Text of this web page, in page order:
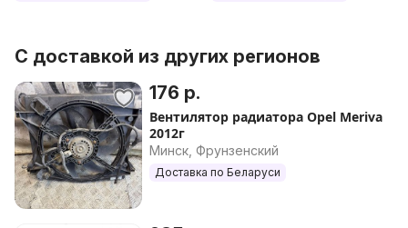
С доставкой из других регионов
176 р.
Вентилятор радиатора Opel Meriva
2012г
Минск, Фрунзенский
Доставка по Беларуси